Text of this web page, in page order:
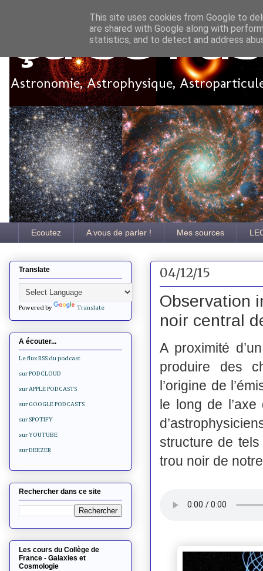
Ça se
Astronomie, Astrophysique,
Ecoutez A vous de parler ! Mes sources
04/12/15
Observation
noir central
A proximité
produire des
l’origine de
le long de
structure de
trou noir de
Translate
Powered by Translate
A écouter...
Le flux RSS du podcast
sur PODCLOUD
sur APPLE PODCASTS
sur GOOGLE PODCASTS
sur SPOTIFY
sur YOUTUBE
sur DEEZER
Rechercher dans ce site
Les cours du Collège de
France - Galaxies et
Cosmologie
This site uses cookies from Google to
are shared with Google along with
statistics, and to detect and address